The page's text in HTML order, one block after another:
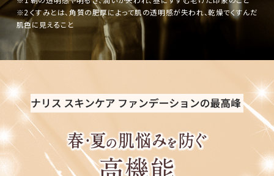
※2 くすみとは、角質の肥厚によって肌の透明感が失われ、乾燥でくすんだ
肌色に見えること